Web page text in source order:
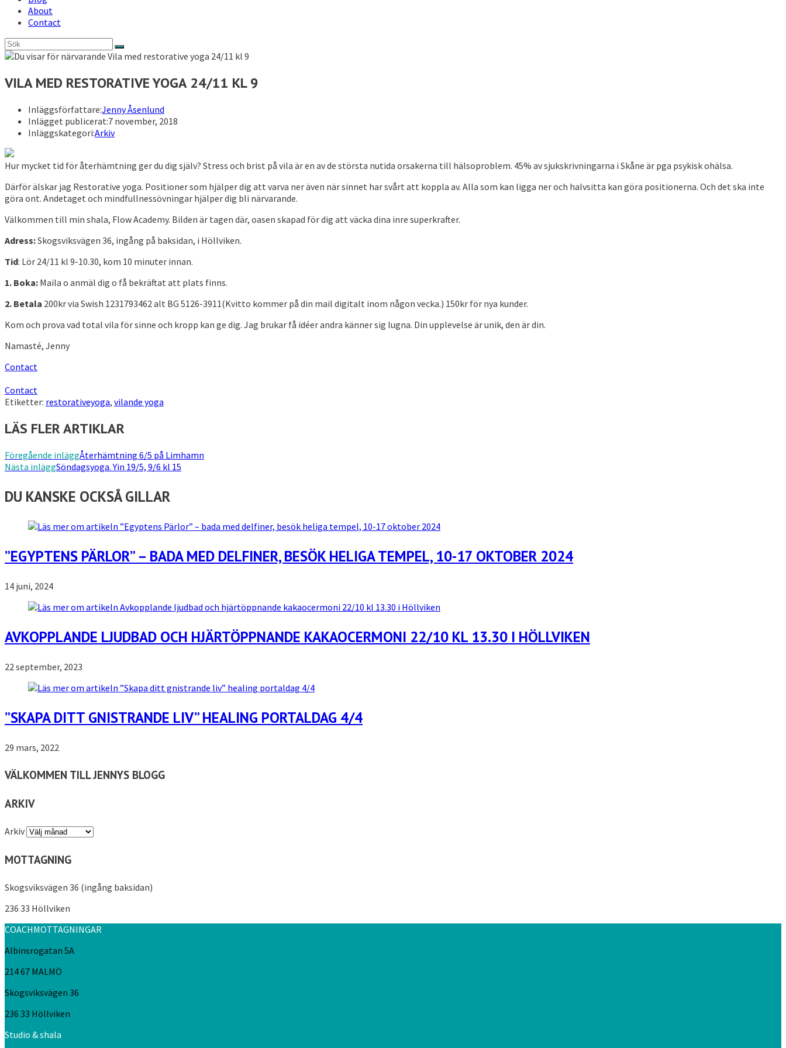
About
Contact
VILA MED RESTORATIVE YOGA 24/11 KL 9
Inläggsförfattare:Jenny Åsenlund
Inlägget publicerat:7 november, 2018
Inläggskategori:Arkiv
Hur mycket tid för återhämtning ger du dig själv? Stress och brist på vila är en av de största nutida orsakerna till hälsoproblem. 45% av sjukskrivningarna i Skåne är pga psykisk ohälsa.
Därför älskar jag Restorative yoga. Positioner som hjälper dig att varva ner även när sinnet har svårt att koppla av. Alla som kan ligga ner och halvsitta kan göra positionerna. Och det ska inte
göra ont. Andetaget och mindfullnessövningar hjälper dig bli närvarande.
Välkommen till min shala, Flow Academy. Bilden är tagen där, oasen skapad för dig att väcka dina inre superkrafter.
Adress:Skogsviksvägen 36, ingång på baksidan, i Höllviken.
Tid: Lör 24/11 kl 9-10.30, kom 10 minuter innan.
1. Boka: Maila o anmäl dig o få bekräftat att plats finns.
2. Betala 200kr via Swish 1231793462 alt BG 5126-3911(Kvitto kommer på din mail digitalt inom någon vecka.) 150kr för nya kunder.
Kom och prova vad total vila för sinne och kropp kan ge dig. Jag brukar få idéer andra känner sig lugna. Din upplevelse är unik, den är din.
Namasté, Jenny
Contact
Contact
Etiketter: restorativeyoga, vilande yoga
LÄS FLER ARTIKLAR
Föregående inläggÅterhämtning 6/5 på Limhamn
Nästa inläggSöndagsyoga. Yin 19/5, 9/6 kl 15
DU KANSKE OCKSÅ GILLAR
”EGYPTENS PÄRLOR” – BADA MED DELFINER, BESÖK HELIGA TEMPEL, 10-17 OKTOBER 2024
14 juni, 2024
AVKOPPLANDE LJUDBAD OCH HJÄRTÖPPNANDE KAKAOCERMONI 22/10 KL 13.30 I HÖLLVIKEN
22 september, 2023
”SKAPA DITT GNISTRANDE LIV” HEALING PORTALDAG 4/4
29 mars, 2022
VÄLKOMMEN TILL JENNYS BLOGG
ARKIV
Arkiv
MOTTAGNING
Skogsviksvägen 36 (ingång baksidan)
236 33 Höllviken
COACHMOTTAGNINGAR
Albinsrogatan 5A
214 67 MALMÖ
Skogsviksvägen 36
236 33 Höllviken
Studio & shala